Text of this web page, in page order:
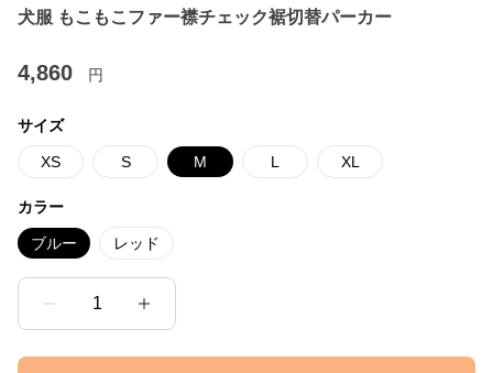
犬服 もこもこファー襟チェック裾切替パーカー
4,860 円
サイズ
XS S M L XL
カラー
ブルー レッド
1